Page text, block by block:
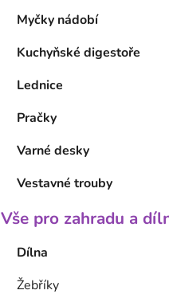
Myčky nádobí
Kuchyňské digestoře
Lednice
Pračky
Varné desky
Vestavné trouby
Vše pro zahradu a
Dílna
Žebříky